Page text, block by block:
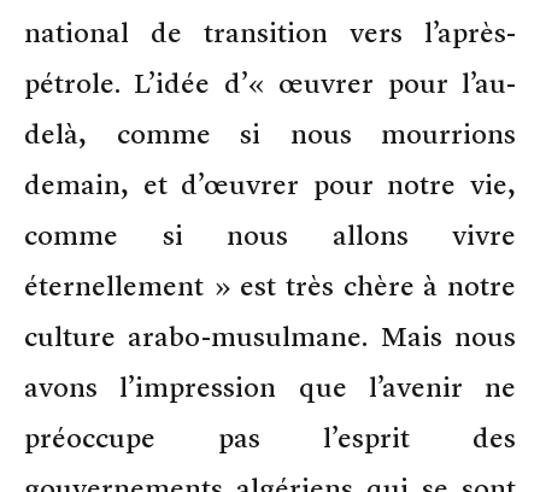
national de transition vers l’après-
pétrole. L’idée d’« œuvrer pour l’au-
delà, comme si nous mourrions
demain, et d’œuvrer pour notre vie,
comme si nous allons vivre
éternellement » est très chère à notre
culture arabo-musulmane. Mais nous
avons l’impression que l’avenir ne
préoccupe pas l’esprit des